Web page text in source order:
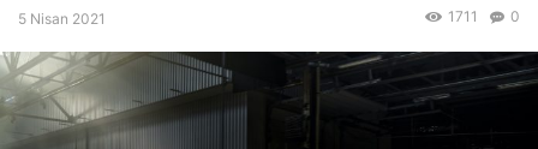
5 Nisan 2021 0
1711